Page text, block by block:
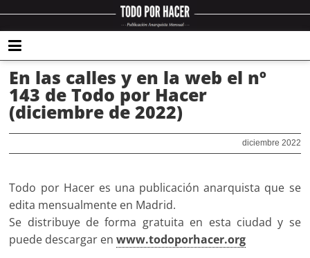
En las calles y en la web el nº
143 de Todo por Hacer
(diciembre de 2022)
diciembre 2022
Todo por Hacer es una publicación anarquista que se
edita mensualmente en Madrid.
Se distribuye de forma gratuita en esta ciudad y se
puede descargar enwww.todoporhacer.org